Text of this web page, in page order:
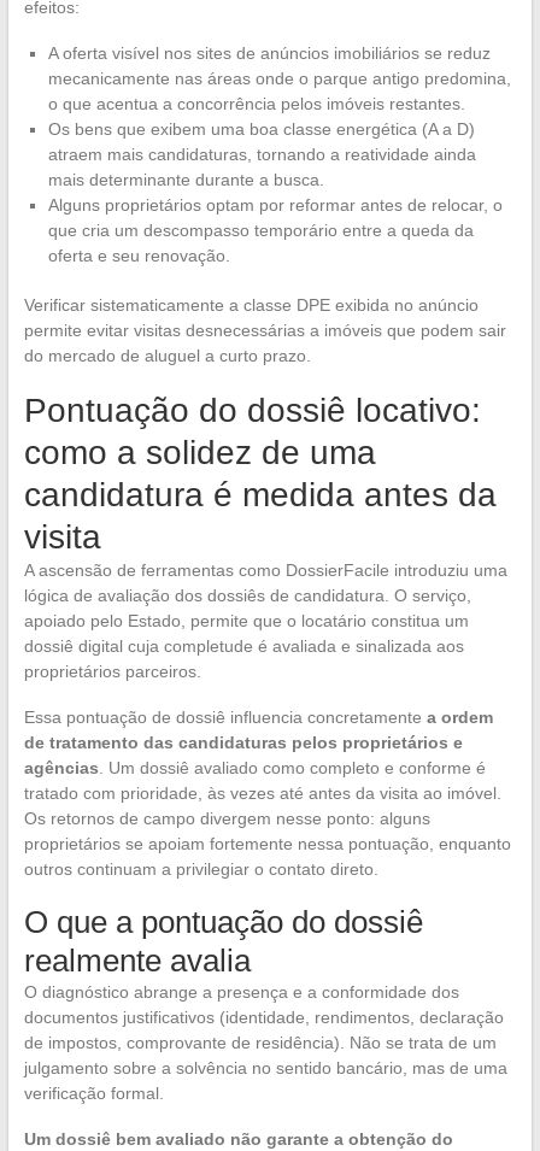
efeitos:
A oferta visível nos sites de anúncios imobiliários se reduz
mecanicamente nas áreas onde o parque antigo predomina,
o que acentua a concorrência pelos imóveis restantes.
Os bens que exibem uma boa classe energética (A a D)
atraem mais candidaturas, tornando a reatividade ainda
mais determinante durante a busca.
Alguns proprietários optam por reformar antes de relocar, o
que cria um descompasso temporário entre a queda da
oferta e seu renovação.
Verificar sistematicamente a classe DPE exibida no anúncio
permite evitar visitas desnecessárias a imóveis que podem sair
do mercado de aluguel a curto prazo.
Pontuação do dossiê locativo:
como a solidez de uma
candidatura é medida antes da
visita
A ascensão de ferramentas como DossierFacile introduziu uma
lógica de avaliação dos dossiês de candidatura. O serviço,
apoiado pelo Estado, permite que o locatário constitua um
dossiê digital cuja completude é avaliada e sinalizada aos
proprietários parceiros.
Essa pontuação de dossiê influencia concretamente a ordem
de tratamento das candidaturas pelos proprietários e
agências . Um dossiê avaliado como completo e conforme é
tratado com prioridade, às vezes até antes da visita ao imóvel.
Os retornos de campo divergem nesse ponto: alguns
proprietários se apoiam fortemente nessa pontuação, enquanto
outros continuam a privilegiar o contato direto.
O que a pontuação do dossiê
realmente avalia
O diagnóstico abrange a presença e a conformidade dos
documentos justificativos (identidade, rendimentos, declaração
de impostos, comprovante de residência). Não se trata de um
julgamento sobre a solvência no sentido bancário, mas de uma
verificação formal.
Um dossiê bem avaliado não garante a obtenção do